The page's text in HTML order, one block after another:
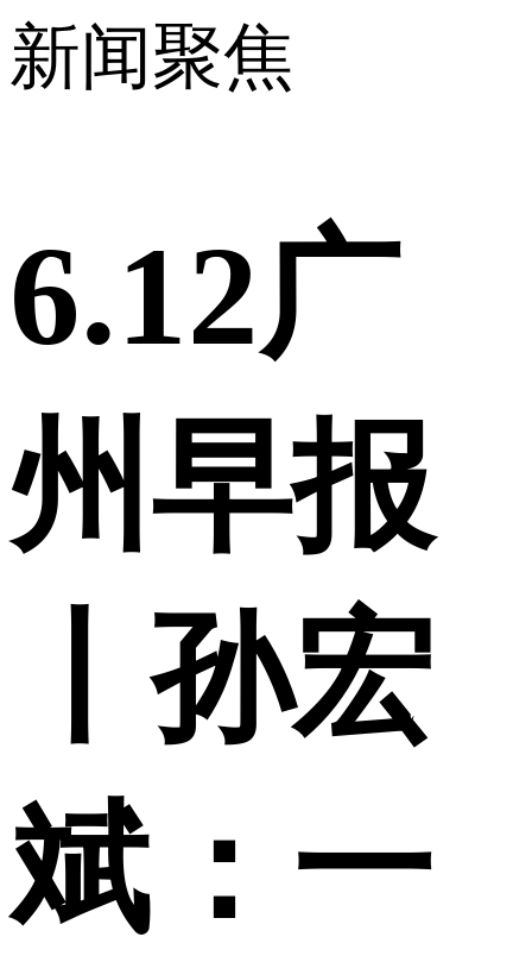
新闻聚焦
6.12广
州早报
丨孙宏
斌：一